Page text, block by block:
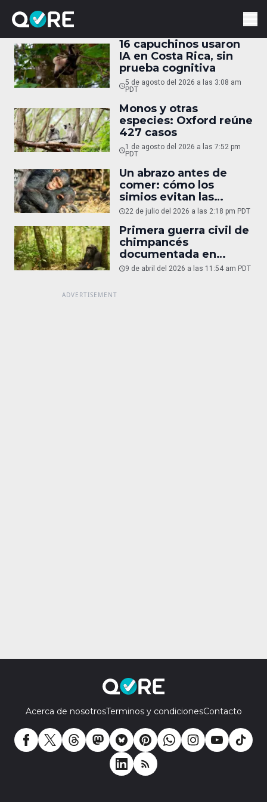
16 capuchinos usaron
IA en Costa Rica, sin
prueba cognitiva
5 de agosto del 2026 a las 3:08 am
PDT
Monos y otras
especies: Oxford reúne
427 casos
1 de agosto del 2026 a las 7:52 pm
PDT
Un abrazo antes de
comer: cómo los
simios evitan las
peleas
22 de julio del 2026 a las 2:18 pm PDT
Primera guerra civil de
chimpancés
documentada en
Uganda
9 de abril del 2026 a las 11:54 am PDT
Acerca de nosotrosTerminos y condicionesContacto